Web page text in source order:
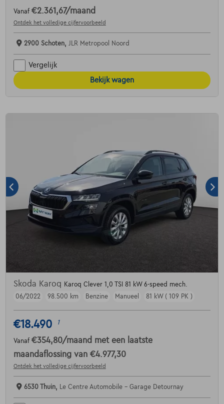
Vanaf €2.361,67/maand
Ontdek het volledige cijfervoorbeeld
2900 Schoten, JLR Metropool Noord
Vergelijk
Bekijk wagen
Skoda Karoq Karoq Clever 1,0 TSI 81 kW 6-speed mech.
06/2022
98.500 km Benzine Manueel 81 kW ( 109 PK )
€18.490 1
Vanaf €354,80/maand met een laatste
maandaflossing van €4.977,30
Ontdek het volledige cijfervoorbeeld
6530 Thuin, Le Centre Automobile - Garage Detournay